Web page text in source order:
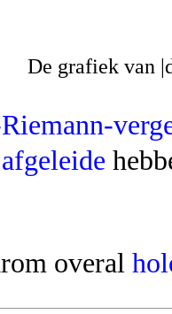
De grafiek van
afgeleide
overal